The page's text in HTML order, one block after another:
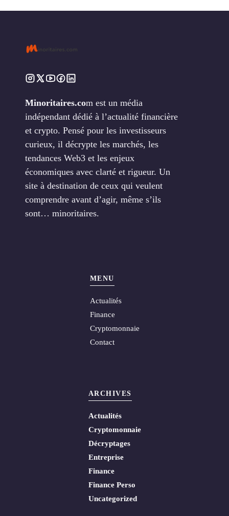
Minoritaires.com est un média
indépendant dédié à l’actualité financière
et crypto. Pensé pour les investisseurs
curieux, il décrypte les marchés, les
tendances Web3 et les enjeux
économiques avec clarté et rigueur. Un
site à destination de ceux qui veulent
comprendre avant d’agir, même s’ils
sont… minoritaires.
MENU
Actualités
Finance
Cryptomonnaie
Contact
ARCHIVES
Actualités
Cryptomonnaie
Décryptages
Entreprise
Finance
Finance Perso
Uncategorized